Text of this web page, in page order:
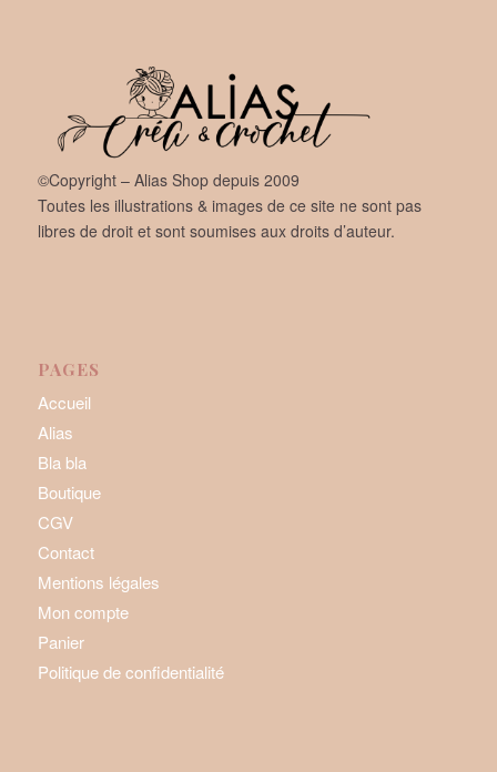
©Copyright – Alias Shop depuis 2009
Toutes les illustrations & images de ce site ne sont pas
libres de droit et sont soumises aux droits d’auteur.
PAGES
Accueil
Alias
Bla bla
Boutique
CGV
Contact
Mentions légales
Mon compte
Panier
Politique de confidentialité